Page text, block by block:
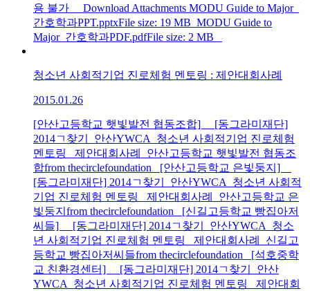
용 불가 Download Attachments MODU Guide to Major_
간호학과PPT.pptxFile size: 19 MB MODU Guide to
Major_간호학과PDF.pdfFile size: 2 MB
청소년 사회적기업 진로체험 멘토링 : 제안대회사례
2015.01.26
[안산고등학교 햇빛발전 협동조합] [동그라미재단]
2014ㄱ찾기_안산YWCA_청소년 사회적기업 진로체험
멘토링_ 제안대회사례_안산고등학교 햇빛발전 협동조
합from thecirclefoundation [안산고등학교 은빛둥지]
[동그라미재단] 2014ㄱ찾기_안산YWCA_청소년 사회적
기업 진로체험 멘토링_ 제안대회사례_안산고등학교 은
빛둥지from thecirclefoundation [신길고등학교 빵집아저
씨들] [동그라미재단] 2014ㄱ찾기_안산YWCA_청소
년 사회적기업 진로체험 멘토링_ 제안대회사례_신길고
등학교 빵집아저씨들from thecirclefoundation [석호중학
교 친환경센터] [동그라미재단] 2014ㄱ찾기_안산
YWCA_청소년 사회적기업 진로체험 멘토링_ 제안대회